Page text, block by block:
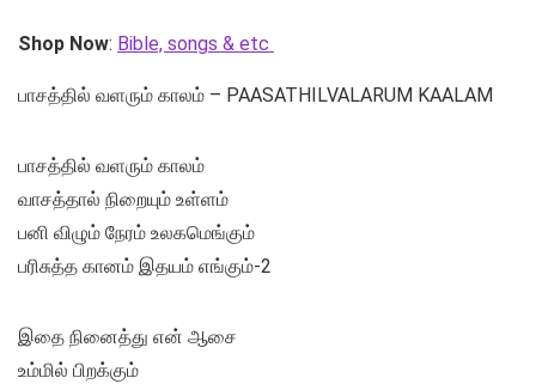
Shop Now: Bible, songs & etc
பாசத்தில் வளரும் காலம் – PAASATHILVALARUM KAALAM
பாசத்தில் வளரும் காலம்
வாசத்தால் நிறையும் உள்ளம்
பனி விழும் நேரம் உலகமெங்கும்
பரிசுத்த கானம் இதயம் எங்கும்-2
இதை நினைத்து என் ஆசை
உம்மில் பிறக்கும்